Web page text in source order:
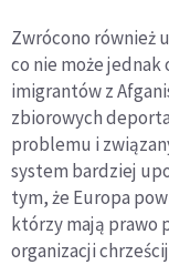
Zwrócono również
co nie może jednak
imigrantów z
zbiorowych
problemu i
system bardziej
tym, że Europa
którzy mają prawo
organizacji